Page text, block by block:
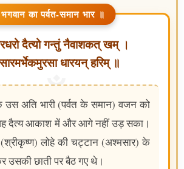
का पर्वत-समान भार ॥
दैत्यो गन्तुं नैवाशकत् खम् ।
धारयन् हरिम् ॥
उस अति भारी (पर्वत के समान) वजन को
दैत्य आकाश में और आगे नहीं उड़ सका।
(श्रीकृष्ण) लोहे की चट्टान (अश्मसार) के
उसकी छाती पर बैठ गए थे।